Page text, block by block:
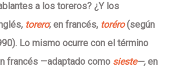
a los toreros? ¿Y los
torero; en francés, toréro(según
. Lo mismo ocurre con el término
francés —adaptado como sieste—,en